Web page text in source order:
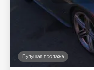
Будущая продажа